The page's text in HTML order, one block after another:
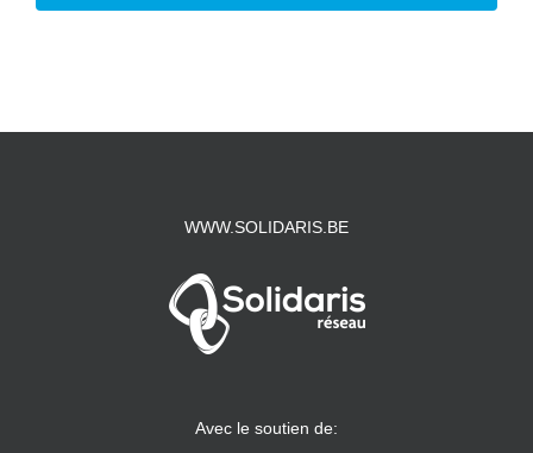
WWW.SOLIDARIS.BE
Avec le soutien de: